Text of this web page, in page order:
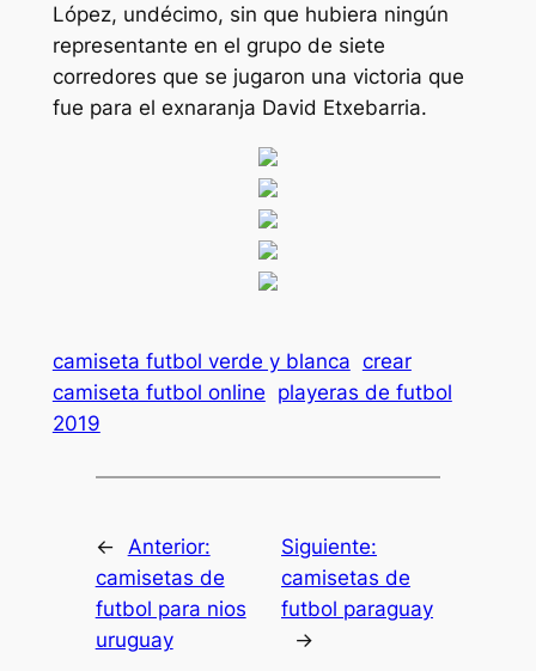
López, undécimo, sin que hubiera ningún
representante en el grupo de siete
corredores que se jugaron una victoria que
fue para el exnaranja David Etxebarria.
camiseta futbol verde y blanca crear
camiseta futbol online playeras de futbol
2019
← Anterior:
camisetas de
futbol para nios
uruguay
Siguiente:
camisetas de
futbol paraguay
→